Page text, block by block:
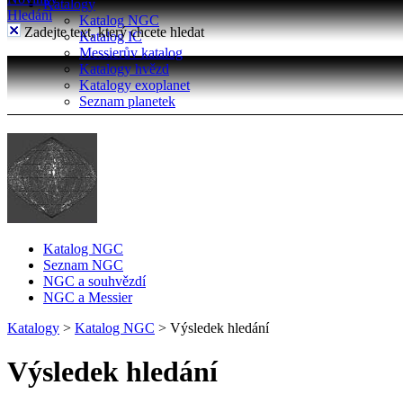
Katalogy
Katalog NGC
Katalog IC
Messierův katalog
Katalogy hvězd
Katalogy exoplanet
Seznam planetek
Hledání
Zadejte text, který chcete hledat
Katalog NGC
Seznam NGC
NGC a souhvězdí
NGC a Messier
Katalogy > Katalog NGC > Výsledek hledání
Výsledek hledání